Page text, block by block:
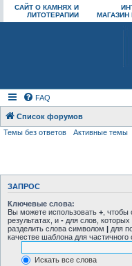
САЙТ О КАМНЯХ И
ЛИТОТЕРАПИИ
МАГАЗИН
FAQ
Список форумов
Темы без ответов
Активные темы
ЗАПРОС
Ключевые слова:
Вы можете использовать + ,
результатах, и - для слов,
разделить слова символом | для
качестве шаблона для частичного
Искать все слова